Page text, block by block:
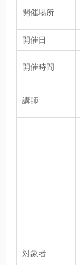
開催場所
開催日
開催時間
講師
対象者